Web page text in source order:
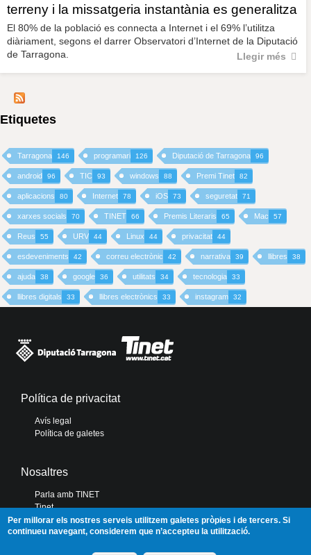
terreny i la missatgeria instantània es generalitza
El 80% de la població es connecta a Internet i el 69% l’utilitza
diàriament, segons el darrer Observatori d’Internet de la Diputació
de Tarragona.
Llegir més
Etiquetes
Tarragona 146 programari 126 Diputació de Tarragona 96
android 96 TIC 93 windows 88 Premi Tinet 82
aplicacions 80 Internet 78 iOS 73 seguretat 71
xarxes socials 70 TINET 66 Premis Literaris 65 Mac 57
Reus 55 URV 44 Linux 44 privacitat 44
esdeveniments 42 correu electrònic 42 narrativa 39 llibres 38
ajuda 38 google 36 utilitats 34 tecnologia 33
llibres digitals 33 llibres electrònics 33 instagram 32
Política de privacitat
Avís legal
Política de galetes
Nosaltres
Parla amb TINET
Tinet
Diputació de Tarragona
Portal de Transparència
Per millorar els nostres serveis utilitzem galetes pròpies i de tercers. Si
continueu navegant, considerem que n’accepteu la utilització.